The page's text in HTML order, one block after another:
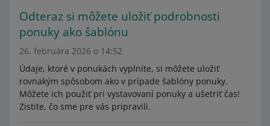
Odteraz si môžete uložiť podrobnosti
ponuky ako šablónu
26. februára 2026 o 14:52
Údaje, ktoré v ponukách vyplníte, si môžete uložiť
rovnakým spôsobom ako v prípade šablóny ponuky.
Môžete ich použiť pri vystavovaní ponuky a ušetriť čas!
Zistite, čo sme pre vás pripravili.